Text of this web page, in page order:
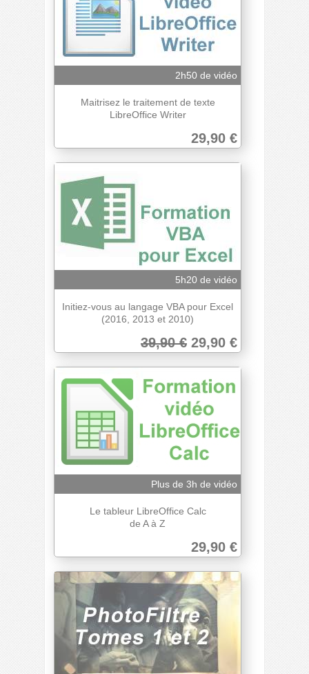
2h50 de vidéo
Maitrisez le traitement de texte
LibreOffice Writer
29,90 €
5h20 de vidéo
Initiez-vous au langage VBA pour Excel
(2016, 2013 et 2010)
39,90 € 29,90 €
Plus de 3h de vidéo
Le tableur LibreOffice Calc
de A à Z
29,90 €